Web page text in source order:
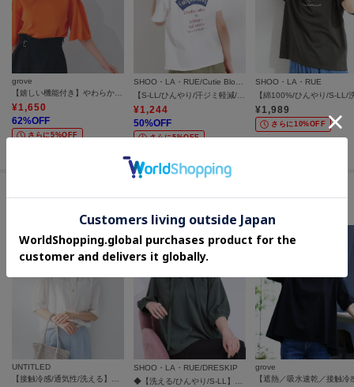
grove
¥1,650
62%OFF
さらに5%OFF
¥1,244
50%OFF
さらに5%OFF
SHOO・LA・RUE
¥1,989
さらに10%OFF
UNTITLED
【接触冷感/通気性/洗える】スタンドカラーフリルブラウス
SHOO・LA・RUE/DRESKIP
◆【洗える/ひんやり/S-LL】フェミニンもクールも フリルリボン5分袖ブラウス
grove